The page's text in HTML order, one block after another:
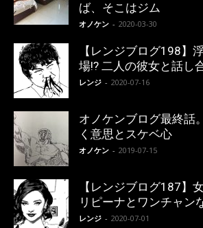
ば、そこはジム
オノケン - 2020-03-30
【レンジブログ198】
場!? 二人の彼女と話し
レンジ - 2020-07-16
オノケンブログ最終話
く意思とスケベ心
オノケン - 2019-07-15
【レンジブログ187】
リピーナとワンチャン
レンジ - 2020-07-01